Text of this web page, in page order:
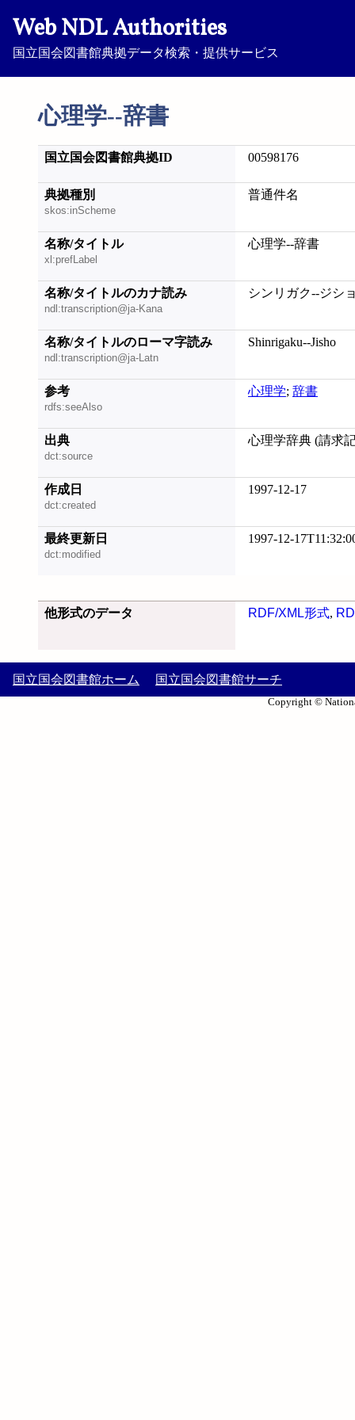
Web NDL Authorities
国立国会図書館典拠データ検索・提供サービス
心理学--辞書
国立国会図書館典拠ID 00598176
典拠種別
skos:inScheme
普通件名
名称/タイトル
xl:prefLabel
心理学--辞書
名称/タイトルのカナ読み
ndl:transcription@ja-Kana
シンリガク--ジシ
名称/タイトルのローマ字読み
ndl:transcription@ja-Latn
Shinrigaku--Jisho
参考
rdfs:seeAlso
心理学; 辞書
出典
dct:source
心理学辞典 (請求
作成日
dct:created
1997-12-17
最終更新日
dct:modified
1997-12-
他形式のデータ RDF/XML形式,
国立国会図書館ホーム 国立国会図書館サーチ
Copyright ©